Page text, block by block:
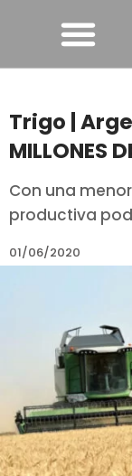
Trigo |
MILLONES
Con una
productiva
01/06/2020